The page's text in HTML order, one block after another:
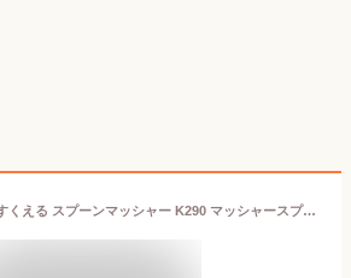
マーナ つぶせるすくえる スプーンマッシャー K290 マッシャースプーン ポテトマッシャー コンパクト マッシャー ミニ 日本製 便利グッズ 離乳食 つぶす【ポイント消化】